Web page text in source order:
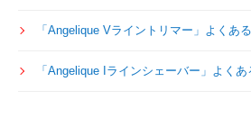
「Angelique Vライントリマー」よくあ
「Angelique Iラインシェーバー」よくあ